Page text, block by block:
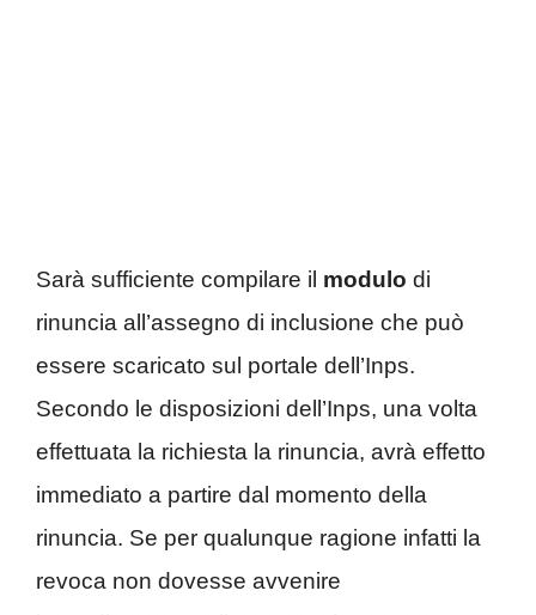
Sarà sufficiente compilare il modulo di
rinuncia all’assegno di inclusione che può
essere scaricato sul portale dell’Inps.
Secondo le disposizioni dell’Inps, una volta
effettuata la richiesta la rinuncia, avrà effetto
immediato a partire dal momento della
rinuncia. Se per qualunque ragione infatti la
revoca non dovesse avvenire